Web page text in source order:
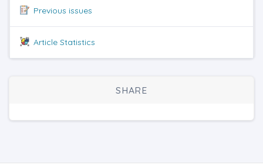
Previous issues
Article Statistics
SHARE